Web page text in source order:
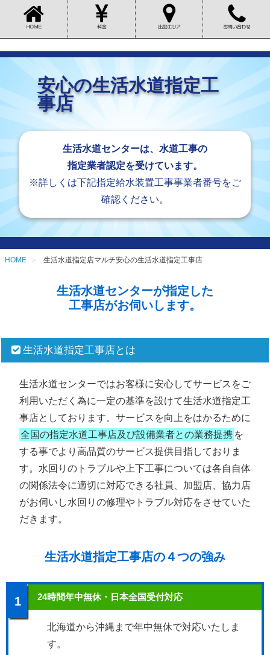
安心の生活水道指定工
事店
生活水道センターは、水道工事の
指定業者認定を受けています。
※詳しくは下記指定給水装置工事事業者番号をご
確認ください。
HOME 生活水道指定店マルチ安心の生活水道指定工事店
生活水道センターが指定した
工事店がお伺いします。
生活水道指定工事店とは
生活水道センターではお客様に安心してサービスをご
利用いただく為に一定の基準を設けて生活水道指定工
事店としております。サービスを向上をはかるために
全国の指定水道工事店及び設備業者との業務提携 を
する事でより高品質のサービス提供目指しておりま
す。水回りのトラブルや上下工事については各自自体
の関係法令に適切に対応できる社員、加盟店、協力店
がお伺いし水回りの修理やトラブル対応をさせていた
だきます。
生活水道指定工事店の４つの強み
1 24時間年中無休・日本全国受付対応
北海道から沖縄まで年中無休で対応いたしま
す。